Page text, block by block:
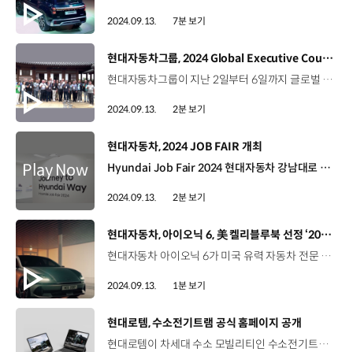
2024.09.13. 7분 보기
[동영상]
현대자동차그룹, 2024 Global Executive Course
현대자동차그룹이 지난 2일부터 6일까지 글로벌 신임임원 과정 ‘2024 Global Executive Course’를 개최했습니다. 이번 글로벌 신임임원 과정은 해외권역 현지 신임임원들을 대상으로, 현대자동차그룹의 헤리티지와 비전을 체감하고 글로벌 임원 네트워킹을 강화하기 위해 열렸는데요, 미국과 유럽, 아중동, 중국, 일본 등 현대자동차그룹의 글로벌 신임임원 24명이 참석한 가운데, 비즈니스 이해를 위한 CEO Talk와 글로벌사업 전략을 공유하는 시간 등을 가졌습니다. 또한, 현대자동차그룹의 리더십과 헤리티지를 이해하기 위해 현대자동차 울산 공장 등 주요 장소들도 함께 방문했습니다. 팔코 베르그 / 상무 / 현대자동차·기아 수소연료전지 어플리케이션개발실 이번 교육의 전체 과정에 참여할 수 있어서 좋았습니다. 이번 교육에서 현대자동차의 헤리티지를 제대로 알 수 있었고 이런 부분을 앞으로의 업무에도 적용할 예정입니다. 찰스 카사르 /Vice President / 현대자동차 유럽법인 현대자동차가 기업의 성장을 넘어서 국민들의 삶을 향상시키고 있고 또한 미래를 위해 투자하고 있다는 사실이 저에게 큰 영감을 주었습니다. 현대자동차가 한국에서 어떤 역할을 하고 있는지 알게되었고 제가 현대자동차의 일원이 된 것이 매우 자랑스럽게 느껴집니다 현대자동차그룹은 10월 중에도 기아와 현대모비스 신임임원을 대상으로 글로벌 신임임원 과정을 운영할 예정입니다.
2024.09.13. 2분 보기
[동영상]
현대자동차, 2024 JOB FAIR 개최
Hyundai Job Fair 2024 현대자동차 강남대로 사옥 9월 6일~8일 일과 성장에 진심인 현대자동차를 소개하는 ‘현대웨이로의 여정’ 올해 처음으로 현대자동차 강남대로 사옥에서 진행한 잡페어 잡페어를 통해 예비 지원자들이 근무 환경에서 직접 느껴보는 ‘현대 웨이’ 김우섭 매니저 / 현대자동차 TA1팀 올해에는 최근 새롭게 론칭한 현대자동차의 일하는 방식 '현대웨이'를 콘셉트로 진행해 보았습니다. 일과 성장에 진심인 Team Hyundai 구성원들의 메시지를 진정성 있게 체험 프로그램·소통 프로그램을 통해 지원자분들께 생생하게 전달드리는 것이 목표입니다. 예비 지원자들의 질문으로 진행된 ‘Job Interview’ 현업자와의 소통을 통해 관심 직무에 대한 궁금증 해결! 현대자동차의 일하는 방식과 성장에 관한 토크세션 ‘Team Hyundai Talk’ 10가지 Hyundai Way 요소를 자신과 매칭해보는 ‘현대웨이 테스트’ “나는 무엇에 진심인가요?” 스스로에게 질문을 던지며 자신을 되돌아보기 김원진 / 예비 지원자 공간을 체험하면서도 현대자동차가 꿈꾸고 있는 비전이나 인재상이나 그런 전반적인 상황들도 알 수 있었기 때문에 큰 도움을 얻었습니다. 이번 소중한 기회를 마련해 주셔서 직접 현업에 계신 책임연구원님들 그리고 연구원님들을 함께 뵐 수 있는 아주 뜻깊은 기회였습니다. 안보은 / 예비 지원자 현대자동차 지원자로서 정보를 얻을 수 있어서 유익한 시간이었습니다. 잡 인터뷰뿐만 아니라 다른 볼거리도 있고 현대자동차만의 이념이나 기업정신을 엿볼 수 있어서 좋았습니다. ‘인재’ 확보는 현대자동차의 미래 경쟁력 ‘현대웨이’의 여정에 함께 할 우수 인재를 만나기 위한 현대자동차의 노력 “현대자동차와 예비 지원자들이 진정성있게 소통한 뜻깊은 시간”
2024.09.13. 2분 보기
[동영상]
현대자동차, 아이오닉 6, 美 켈리블루북 선정 ‘2025 최고 전기차’
현대자동차 아이오닉 6가 미국 유력 자동차 전문 매체 ‘켈리블루북’이 선정한 '2025 최고 전기차'에 선정됐습니다. 아이오닉 6는 지난 2023년 ‘2023 최고 전기차’에 처음 선정된 이래 3년 연속으로 최고 전기차에 이름을 올린건데요, 켈리블루북은 아이오닉 6를 ‘테슬라 모델3의 강력한 라이벌’로 평가하고 최대 361마일(581km) 주행 거리와 18분에 불과한 충전 시간은 현재 배터리 기술의 정점을 보여준다고 호평했습니다. 한편 아이오닉 6는 2023 월드카 어워즈에서 '세계 올해의 차'를 수상하는 등 글로벌 주요 시장에서 우수한 상품성을 인정받고 있습니다.
2024.09.13. 1분 보기
[동영상]
현대로템, 수소전기트램 공식 홈페이지 공개
현대로템이 차세대 수소 모빌리티인 수소전기트램의 공식 홈페이지를 공개했습니다. 수소전기트램 홈페이지는 차량 개발 역사부터 디자인, 기술력 등 핵심 내용들을 모은 온라인 종합 홍보 플랫폼인데요, 홈페이지에는 지금의 수소전기트램이 성공적으로 개발되기까지의 개발 역사를 담은 특별 다큐멘터리 영상도 수록돼 수소전기트램의 개발 취지인 ‘모두를 위한 지속가능한 혁신’의 가치를 짜임새 있게 전달합니다. 현대로템은 앞으로도 시민들이 수소모빌리티를 친숙하게 느끼고 수소전기트램에 대해 쉽고 편리하게 이해할 수 있도록 노력해 나갈 계획입니다.